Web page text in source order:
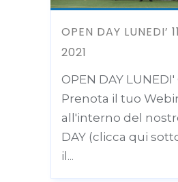
OPEN DAY LUNEDI’
2021
OPEN DAY LUNEDI'
Prenota il tuo
all'interno del
DAY (clicca qui
il...